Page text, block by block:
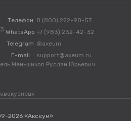
Телефон 8 (800) 222-98-57
WhatsApp +7 (983) 232-42-32
Telegram @axeum
E-mail
support@axeum.ru
Меньшиков Руслан Юрьевич
2026 «Аксеум»